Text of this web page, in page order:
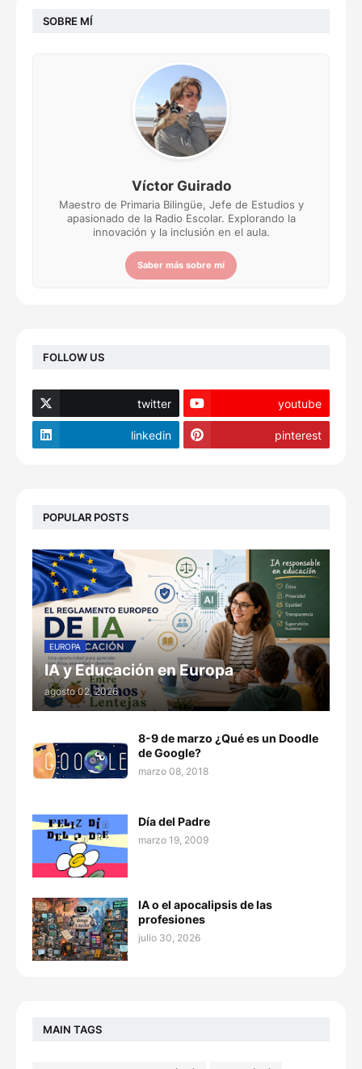
SOBRE MÍ
Víctor Guirado
Maestro de Primaria Bilingüe, Jefe de Estudios y
apasionado de la Radio Escolar. Explorando la
innovación y la inclusión en el aula.
Saber más sobre mí
FOLLOW US
twitter youtube
linkedin pinterest
POPULAR POSTS
EUROPA
IA y Educación en Europa
agosto 02, 2026
8-9 de marzo ¿Qué es un Doodle
de Google?
marzo 08, 2018
Día del Padre
marzo 19, 2009
IA o el apocalipsis de las
profesiones
julio 30, 2026
MAIN TAGS